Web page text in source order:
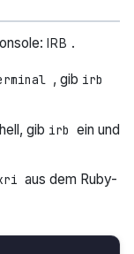
IRB .
, gib irb
gib irb ein und
aus dem Ruby-